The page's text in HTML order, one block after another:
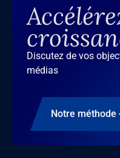
Discutez de vos
médias
Notre méthode